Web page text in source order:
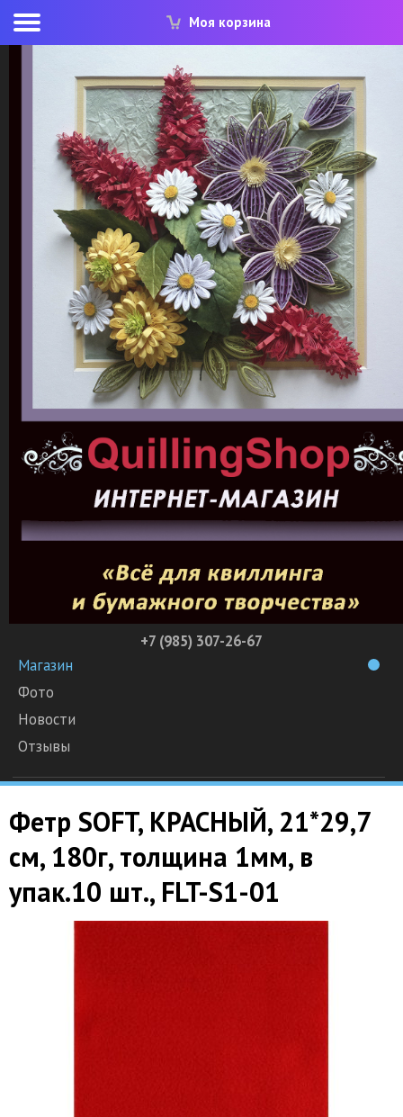
Моя корзина
+7 (985) 307-26-67
Магазин
Фото
Новости
Отзывы
Фетр SOFT, КРАСНЫЙ, 21*29,7
см, 180г, толщина 1мм, в
упак.10 шт., FLT-S1-01